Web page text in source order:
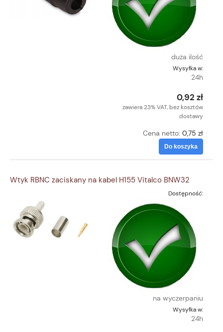
duża ilość
Wysyłka w:
24h
0,92 zł
zawiera 23% VAT, bez kosztów
dostawy
Cena netto: 0,75 zł
Do koszyka
Wtyk RBNC zaciskany na kabel H155 Vitalco BNW32
Dostępność:
na wyczerpaniu
Wysyłka w:
24h